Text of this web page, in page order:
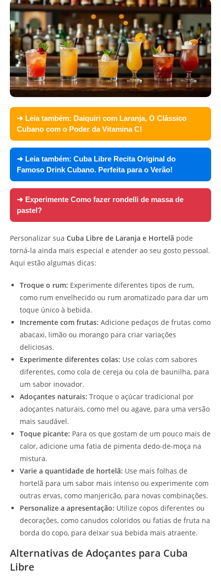
➜ Leia também: Daiquiri com Laranja, O Clássico
Cubano com o Poder da Vitamina C!
➜ Leia também: Cuba Libre Recita Original do
Famoso Drink Cubano. Perfeita para o Verão!
➜ Experimente Como fazer rondelli de massa de
pastel?
Personalizar sua Cuba Libre de Laranja e Hortelã pode
torná-la ainda mais especial e atender ao seu gosto pessoal.
Aqui estão algumas dicas:
Troque o rum: Experimente diferentes tipos de rum,
como rum envelhecido ou rum aromatizado para dar um
toque único à bebida.
Incremente com frutas: Adicione pedaços de frutas como
abacaxi, limão ou morango para criar variações
deliciosas.
Experimente diferentes colas: Use colas com sabores
diferentes, como cola de cereja ou cola de baunilha, para
um sabor inovador.
Adoçantes naturais: Troque o açúcar tradicional por
adoçantes naturais, como mel ou agave, para uma versão
mais saudável.
Toque picante: Para os que gostam de um pouco mais de
calor, adicione uma fatia de pimenta dedo-de-moça na
mistura.
Varie a quantidade de hortelã: Use mais folhas de
hortelã para um sabor mais intenso ou experimente com
outras ervas, como manjericão, para novas combinações.
Personalize a apresentação: Utilize copos diferentes ou
decorações, como canudos coloridos ou fatias de fruta na
borda do copo, para deixar sua bebida mais atraente.
Alternativas de Adoçantes para Cuba
Libre